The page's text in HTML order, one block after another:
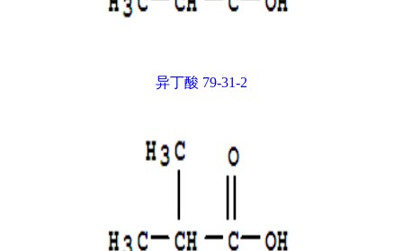
异丁酸 79-31-2